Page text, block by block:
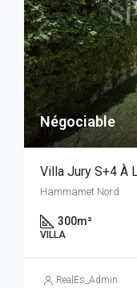
Négociable
Villa Jury S+4 À
Hammamet Nord
300m²
VILLA
RealEs_Admin